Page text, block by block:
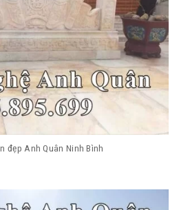
đẹp Anh Quân Ninh Bình